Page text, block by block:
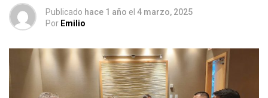
Publicado hace 1 año el 4 marzo, 2025
Por Emilio